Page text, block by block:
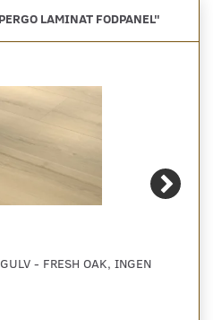
PERGO LAMINAT FODPANEL"
- FRESH OAK, INGEN